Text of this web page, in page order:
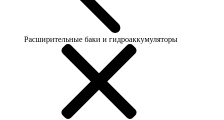
Расширительные баки и гидроаккумуляторы